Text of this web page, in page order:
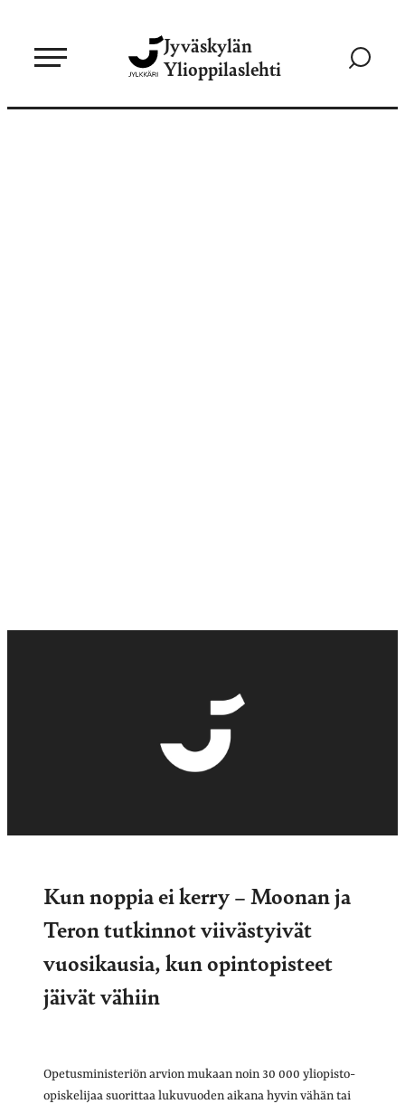
sisältöön
Jyväskylän
Ylioppilaslehti
Siirry
Kun noppia ei kerry – Moonan ja
Teron tutkinnot viivästyivät
vuosikausia, kun opintopisteet
jäivät vähiin
Opetusministeriön arvion mukaan noin 30 000 yliopisto-
opiskelijaa suorittaa lukuvuoden aikana hyvin vähän tai